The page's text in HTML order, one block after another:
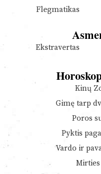
Flegmatikas
Ekstravertas
Kinų
Gimę tarp
Poros
Pyktis
Vardo ir
Mirties